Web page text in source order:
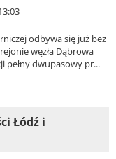
odbywa się już bez
węzła Dąbrowa
pełny dwupasowy pr...
Łódź i